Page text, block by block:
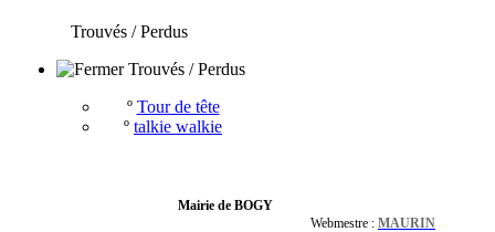
Trouvés / Perdus
Trouvés / Perdus
º Tour de tête
º talkie walkie
Mairie de BOGY
Webmestre : MAURIN